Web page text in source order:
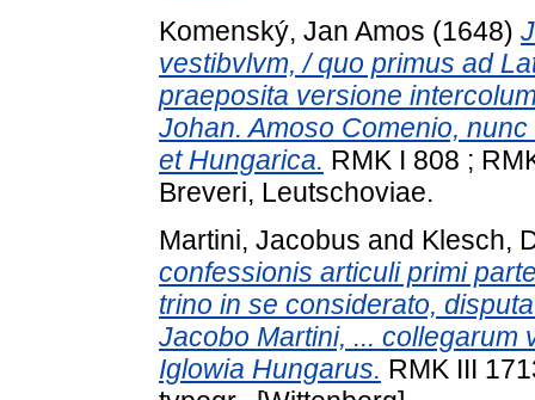
Komenský, Jan Amos (1648)
vestibvlvm, / quo primus ad
praeposita versione
Johan. Amoso Comenio,
et Hungarica. RMK I 808 ;
Breveri, Leutschoviae.
Martini, Jacobus and Klesch,
confessionis articuli primi
trino in se considerato,
Jacobo Martini, ... collegarum
Iglowia Hungarus. RMK III